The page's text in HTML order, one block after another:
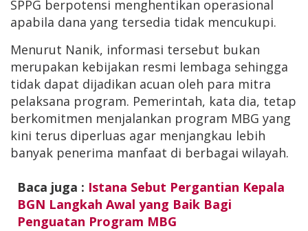
SPPG berpotensi menghentikan operasional
apabila dana yang tersedia tidak mencukupi.
Menurut Nanik, informasi tersebut bukan
merupakan kebijakan resmi lembaga sehingga
tidak dapat dijadikan acuan oleh para mitra
pelaksana program. Pemerintah, kata dia, tetap
berkomitmen menjalankan program MBG yang
kini terus diperluas agar menjangkau lebih
banyak penerima manfaat di berbagai wilayah.
Baca juga : Istana Sebut Pergantian Kepala
BGN Langkah Awal yang Baik Bagi
Penguatan Program MBG